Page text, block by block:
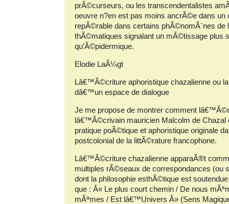
prÃ©curseurs, ou les transcendentalistes
oeuvre n?en est pas moins ancrÃ©e dans un
repÃ©rable dans certains phÃ©nomÃ¨nes de
thÃ©matiques signalant un mÃ©tissage plus
qu’Ã©pidermique.
Elodie LaÃ¼gt
Lâ€™Ã©criture aphoristique chazalienne ou
dâ€™un espace de dialogue
Je me propose de montrer comment
lâ€™Ã©crivain mauricien Malcolm de Chazal
pratique poÃ©tique et aphoristique originale
postcolonial de la littÃ©rature francophone.
Lâ€™Ã©criture chazalienne apparaÃ®t
multiples rÃ©seaux de correspondances (ou
dont la philosophie esthÃ©tique est
que : Â« Le plus court chemin / De nous
mÃªmes / Est lâ€™Univers Â» (Sens